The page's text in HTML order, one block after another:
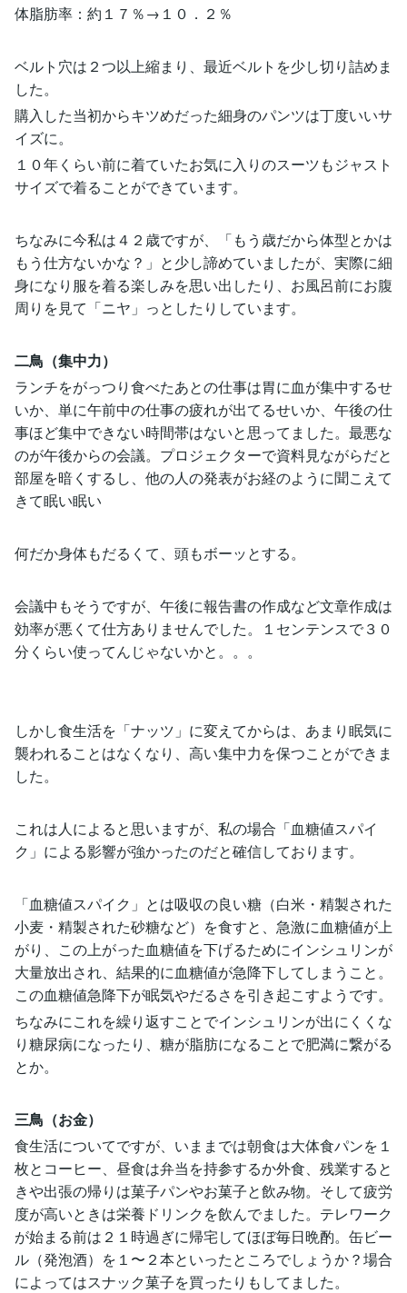
体脂肪率：約１７％→１０．２％
ベルト穴は２つ以上縮まり、最近ベルトを少し切り詰めま
した。
購入した当初からキツめだった細身のパンツは丁度いいサ
イズに。
１０年くらい前に着ていたお気に入りのスーツもジャスト
サイズで着ることができています。
ちなみに今私は４２歳ですが、「もう歳だから体型とかは
もう仕方ないかな？」と少し諦めていましたが、実際に細
身になり服を着る楽しみを思い出したり、お風呂前にお腹
周りを見て「ニヤ」っとしたりしています。
二鳥（集中力）
ランチをがっつり食べたあとの仕事は胃に血が集中するせ
いか、単に午前中の仕事の疲れが出てるせいか、午後の仕
事ほど集中できない時間帯はないと思ってました。最悪な
のが午後からの会議。プロジェクターで資料見ながらだと
部屋を暗くするし、他の人の発表がお経のように聞こえて
きて眠い眠い
何だか身体もだるくて、頭もボーッとする。
会議中もそうですが、午後に報告書の作成など文章作成は
効率が悪くて仕方ありませんでした。１センテンスで３０
分くらい使ってんじゃないかと。。。
しかし食生活を「ナッツ」に変えてからは、あまり眠気に
襲われることはなくなり、高い集中力を保つことができま
した。
これは人によると思いますが、私の場合「血糖値スパイ
ク」による影響が強かったのだと確信しております。
「血糖値スパイク」とは吸収の良い糖（白米・精製された
小麦・精製された砂糖など）を食すと、急激に血糖値が上
がり、この上がった血糖値を下げるためにインシュリンが
大量放出され、結果的に血糖値が急降下してしまうこと。
この血糖値急降下が眠気やだるさを引き起こすようです。
ちなみにこれを繰り返すことでインシュリンが出にくくな
り糖尿病になったり、糖が脂肪になることで肥満に繋がる
とか。
三鳥（お金）
食生活についてですが、いままでは朝食は大体食パンを１
枚とコーヒー、昼食は弁当を持参するか外食、残業すると
きや出張の帰りは菓子パンやお菓子と飲み物。そして疲労
度が高いときは栄養ドリンクを飲んでました。テレワーク
が始まる前は２１時過ぎに帰宅してほぼ毎日晩酌。缶ビー
ル（発泡酒）を１〜２本といったところでしょうか？場合
によってはスナック菓子を買ったりもしてました。